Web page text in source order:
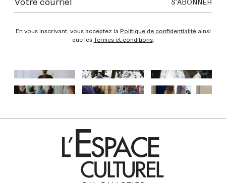
En vous inscrivant, vous acceptez la Politique de confidentialitéainsi
que les Termes et conditions.